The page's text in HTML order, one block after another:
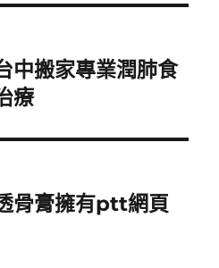
中搬家專業潤肺食
療
骨膏擁有ptt網頁